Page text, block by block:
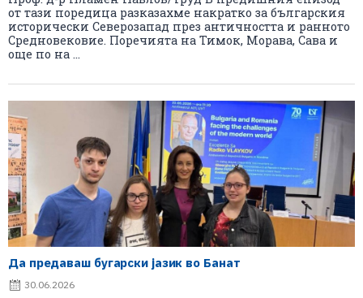
от тази поредица разказахме накратко за българския
исторически Северозапад през античността и ранното
Средновековие. Поречията на Тимок, Морава, Сава и
още по на ...
Да предаваш бугарски јазик во Банат
30.06.2026